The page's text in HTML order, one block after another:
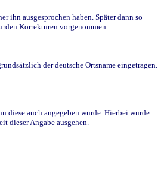
ihn ausgesprochen haben. Später dann so
Korrekturen vorgenommen.
der deutsche Ortsname eingetragen.
diese auch angegeben wurde. Hierbei wurde
dieser Angabe ausgehen.